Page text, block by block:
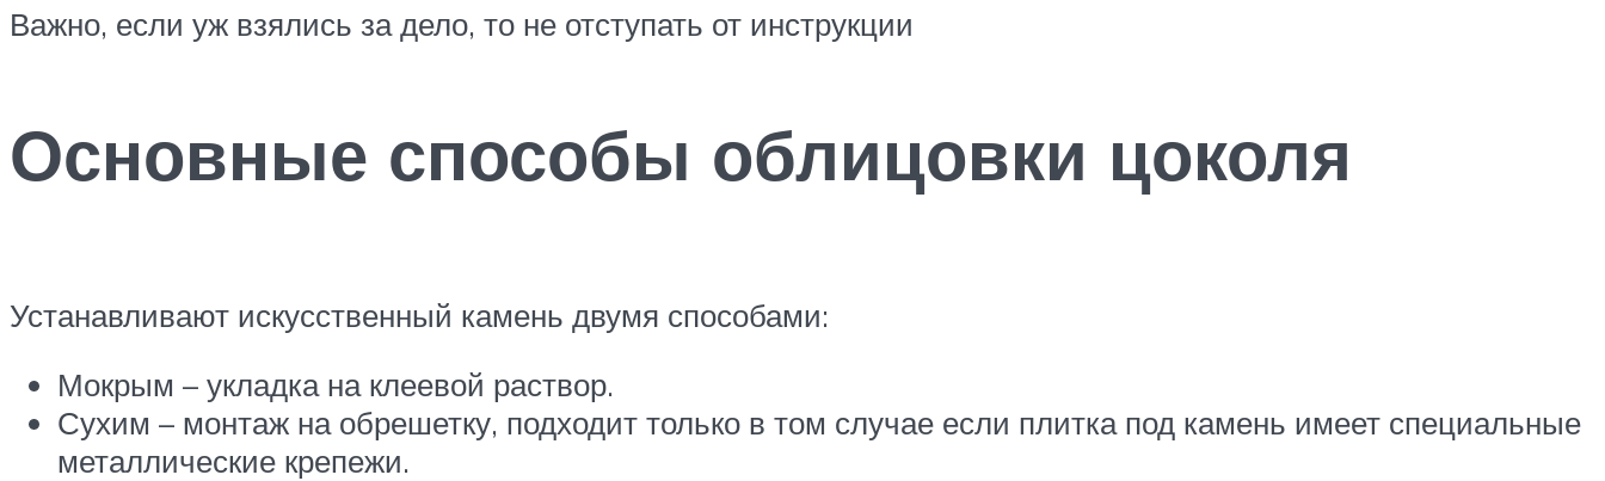
Важно, если уж взялись за дело, то не отступать от инструкции
Основные способы облицовки цоколя
Устанавливают искусственный камень двумя способами:
Мокрым – укладка на клеевой раствор.
Сухим – монтаж на обрешетку, подходит только в том случае если плитка под камень имеет специальные
металлические крепежи.